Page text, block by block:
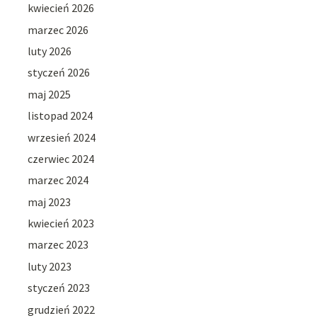
kwiecień 2026
marzec 2026
luty 2026
styczeń 2026
maj 2025
listopad 2024
wrzesień 2024
czerwiec 2024
marzec 2024
maj 2023
kwiecień 2023
marzec 2023
luty 2023
styczeń 2023
grudzień 2022